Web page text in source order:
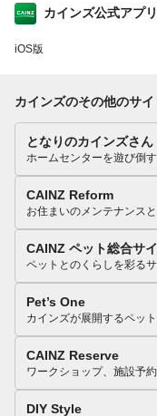
カインズ公式アプリ
iOS版
カインズのその他のサイ
となりのカインズさん
ホームセンターを遊び倒
CAINZ Reform
お住まいのメンテナンス
CAINZ ペット総合サ
ペットとのくらしを彩る
Pet’s One
カインズが展開するペッ
CAINZ Reserve
ワークショップ、施設予
DIY Style